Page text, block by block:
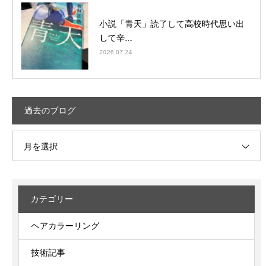
小説「青天」読了して高校時代思い出
して辛...
2026.07.24
過去のブログ
月を選択
カテゴリー
ヘアカラーリング
技術記事